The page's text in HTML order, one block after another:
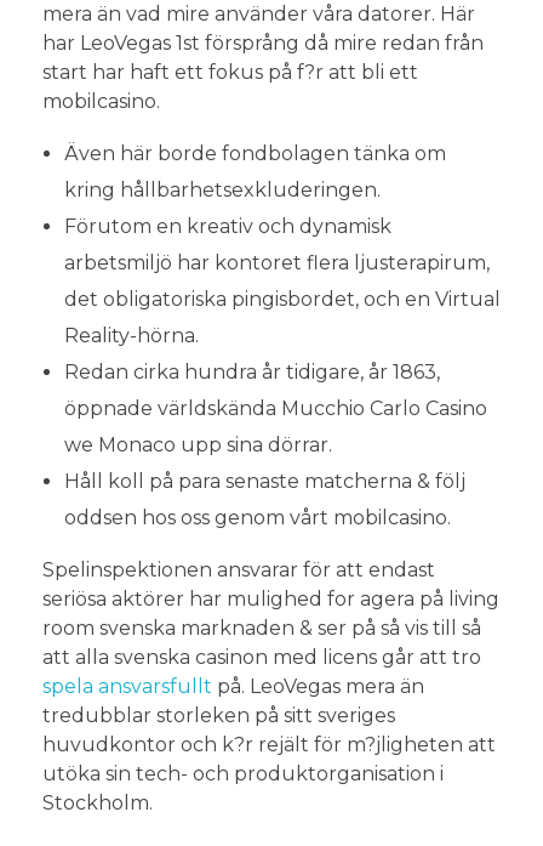
mera än vad mire använder våra datorer. Här
har LeoVegas 1st försprång då mire redan från
start har haft ett fokus på f?r att bli ett
mobilcasino.
Även här borde fondbolagen tänka om
kring hållbarhetsexkluderingen.
Förutom en kreativ och dynamisk
arbetsmiljö har kontoret flera ljusterapirum,
det obligatoriska pingisbordet, och en Virtual
Reality-hörna.
Redan cirka hundra år tidigare, år 1863,
öppnade världskända Mucchio Carlo Casino
we Monaco upp sina dörrar.
Håll koll på para senaste matcherna & följ
oddsen hos oss genom vårt mobilcasino.
Spelinspektionen ansvarar för att endast
seriösa aktörer har mulighed for agera på living
room svenska marknaden & ser på så vis till så
att alla svenska casinon med licens går att tro
spela ansvarsfullt på. LeoVegas mera än
tredubblar storleken på sitt sveriges
huvudkontor och k?r rejält för m?jligheten att
utöka sin tech- och produktorganisation i
Stockholm.